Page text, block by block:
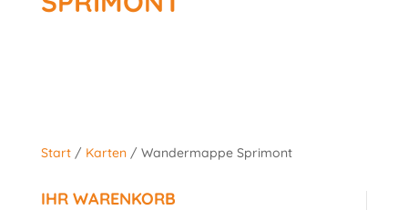
Start/ Karten/ Wandermappe Sprimont
IHR WARENKORB